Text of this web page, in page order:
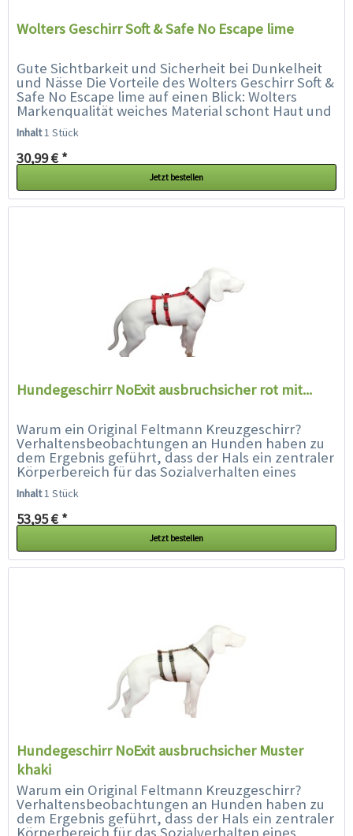
Wolters Geschirr Soft & Safe No Escape lime
Gute Sichtbarkeit und Sicherheit bei Dunkelheit
und Nässe Die Vorteile des Wolters Geschirr Soft &
Safe No Escape lime auf einen Blick: Wolters
Markenqualität weiches Material schont Haut und
Fell Ihres Hundes...
Inhalt1 Stück
30,99 € *
Jetzt bestellen
Hundegeschirr NoExit ausbruchsicher rot mit...
Warum ein Original Feltmann Kreuzgeschirr?
Verhaltensbeobachtungen an Hunden haben zu
dem Ergebnis geführt, dass der Hals ein zentraler
Körperbereich für das Sozialverhalten eines
Hundes ist. Der Hals ist...
Inhalt1 Stück
53,95 € *
Jetzt bestellen
Hundegeschirr NoExit ausbruchsicher Muster
khaki
Warum ein Original Feltmann Kreuzgeschirr?
Verhaltensbeobachtungen an Hunden haben zu
dem Ergebnis geführt, dass der Hals ein zentraler
Körperbereich für das Sozialverhalten eines